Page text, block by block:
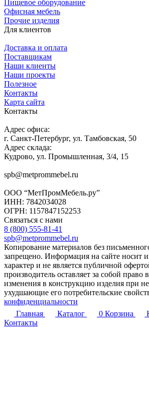
Пищевое оборудование
Офисная мебель
Прочие изделия
Для клиентов
Доставка и оплата
Поставщикам
Наши клиенты
Наши проекты
Полезное
Контакты
Карта сайта
Контакты
Адрес офиса:
г. Санкт-Петербург, ул. Тамбовская, 50
Адрес склада:
Кудрово, ул. Промышленная, 3/4, 15
spb@metprommebel.ru
ООО “МетПромМебель.ру”
ИНН: 7842034028
ОГРН: 1157847152253
Связаться с нами
8 (800) 555-81-41
spb@metprommebel.ru
Копирование материалов без
запрещено. Информация на сайте носит
характер и не является публичной
производитель оставляет за собой право
изменения в конструкцию изделия при
ухудшающие его потребительские
конфиденциальности
Главная
Каталог 0 Корзина
Контакты